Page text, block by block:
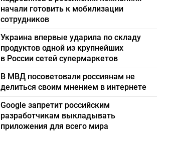
начали готовить к мобилизации
сотрудников
Украина впервые ударила по складу
продуктов одной из крупнейших
в России сетей супермаркетов
В МВД посоветовали россиянам не
делиться своим мнением в интернете
Google запретит российским
разработчикам выкладывать
приложения для всего мира